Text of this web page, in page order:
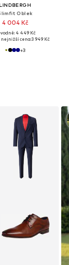
Oblek
4 004 Kč
4 449 Kč
nejnižší cena:3 949 Kč
+3